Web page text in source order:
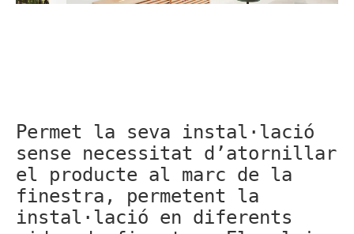
Permet la seva instal·lació
sense necessitat d’atornillar
el producte al marc de la
finestra, permetent la
instal·lació en diferents